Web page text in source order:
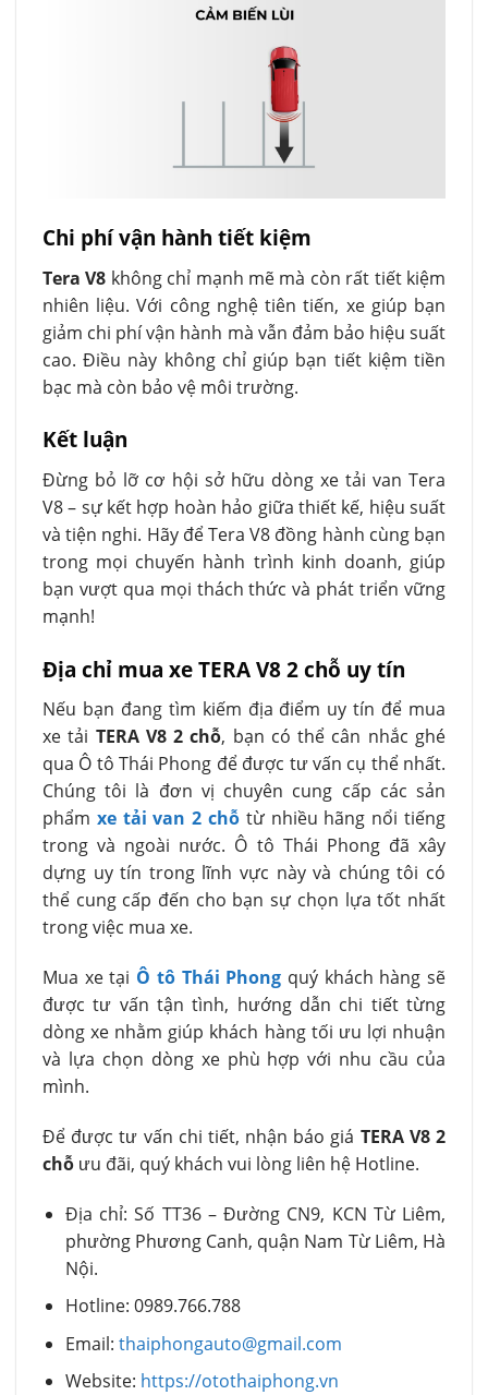
Chi phí vận hành tiết kiệm
Tera V8 không chỉ mạnh mẽ mà còn rất tiết kiệm
nhiên liệu. Với công nghệ tiên tiến, xe giúp bạn
giảm chi phí vận hành mà vẫn đảm bảo hiệu suất
cao. Điều này không chỉ giúp bạn tiết kiệm tiền
bạc mà còn bảo vệ môi trường.
Kết luận
Đừng bỏ lỡ cơ hội sở hữu dòng xe tải van Tera
V8 – sự kết hợp hoàn hảo giữa thiết kế, hiệu suất
và tiện nghi. Hãy để Tera V8 đồng hành cùng bạn
trong mọi chuyến hành trình kinh doanh, giúp
bạn vượt qua mọi thách thức và phát triển vững
mạnh!
Địa chỉ mua xe TERA V8 2 chỗ uy tín
Nếu bạn đang tìm kiếm địa điểm uy tín để mua
xe tải TERA V8 2 chỗ, bạn có thể cân nhắc ghé
qua Ô tô Thái Phong để được tư vấn cụ thể nhất.
Chúng tôi là đơn vị chuyên cung cấp các sản
phẩm xe tải van 2 chỗ từ nhiều hãng nổi tiếng
trong và ngoài nước. Ô tô Thái Phong đã xây
dựng uy tín trong lĩnh vực này và chúng tôi có
thể cung cấp đến cho bạn sự chọn lựa tốt nhất
trong việc mua xe.
Mua xe tại Ô tô Thái Phong quý khách hàng sẽ
được tư vấn tận tình, hướng dẫn chi tiết từng
dòng xe nhằm giúp khách hàng tối ưu lợi nhuận
và lựa chọn dòng xe phù hợp với nhu cầu của
mình.
Để được tư vấn chi tiết, nhận báo giá TERA V8 2
chỗ ưu đãi, quý khách vui lòng liên hệ Hotline.
Địa chỉ: Số TT36 – Đường CN9, KCN Từ Liêm,
phường Phương Canh, quận Nam Từ Liêm, Hà
Nội.
Hotline: 0989.766.788
Email: thaiphongauto@gmail.com
Website: https://otothaiphong.vn